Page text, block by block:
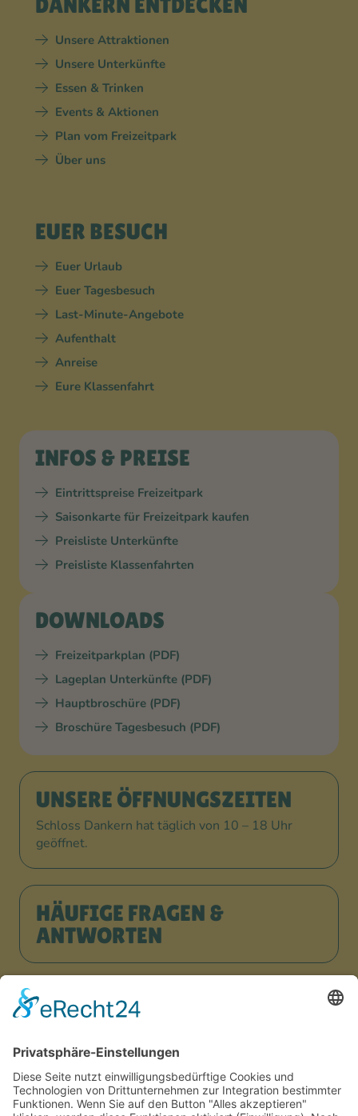
Unsere Attraktionen
Unsere Unterkünfte
Essen & Trinken
Events & Aktionen
Plan vom Freizeitpark
Über uns
EUER BESUCH
Euer Urlaub
Euer Tagesbesuch
Last-Minute-Angebote
Aufenthalt
Anreise
Eure Klassenfahrt
INFOS & PREISE
Eintrittspreise Freizeitpark
Saisonkarte für Freizeitpark kaufen
Preisliste Unterkünfte
Preisliste Klassenfahrten
DOWNLOADS
Freizeitparkplan (PDF)
Lageplan Unterkünfte (PDF)
Hauptbroschüre (PDF)
Broschüre Tagesbesuch (PDF)
UNSERE ÖFFNUNGSZEITEN
Schloss Dankern hat täglich von 10 – 18 Uhr
geöffnet.
HÄUFIGE FRAGEN &
ANTWORTEN
JETZT URLAUB BUCHEN!
ARBEITEN, WO ANDERE
URLAUB MACHEN?